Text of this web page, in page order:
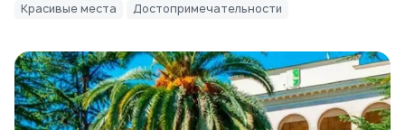
Красивые места Достопримечательности